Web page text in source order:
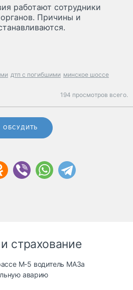
работают сотрудники
Причины и
дтп с погибшими минское шоссе
194 просмотров всего.
ОБСУДИТЬ
страхование
М-5 водитель МАЗа
аварию